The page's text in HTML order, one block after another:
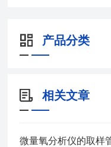
产品分类
相关文章
微量氧分析仪的取样